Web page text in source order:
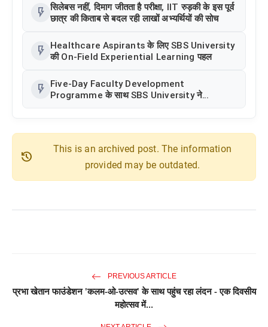
flash_on सिलेबस नहीं, दिमाग जीतता है परीक्षा, IIT रुड़की के इस पूर्व
छात्र की किताब से बदल रही लाखों अभ्यर्थियों की सोच
flash_on Healthcare Aspirants के लिए SBS University
की On-Field Experiential Learning पहल
flash_on Five-Day Faculty Development
Programme के साथ SBS University ने
history
This is an archived post. The information
provided may be outdated.
PREVIOUS ARTICLE
प्रभा खेतान फाउंडेशन 'कलम-ओ-उत्सव' के साथ पहुंच रहा लंदन - एक दिवसीय
महोत्सव में...